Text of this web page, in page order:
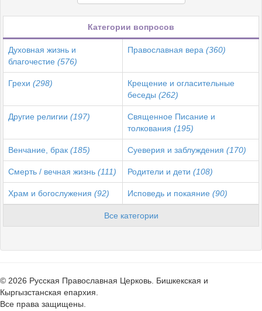
Категории вопросов
Духовная жизнь и
благочестие (576)
Православная вера (360)
Грехи (298)
Крещение и огласительные
беседы (262)
Другие религии (197)
Священное Писание и
толкования (195)
Венчание, брак (185) Суеверия и заблуждения (170)
Смерть / вечная жизнь (111) Родители и дети (108)
Храм и богослужения (92) Исповедь и покаяние (90)
Все категории
© 2026 Русская Православная Церковь. Бишкекская и
Кыргызстанская епархия.
Все права защищены.